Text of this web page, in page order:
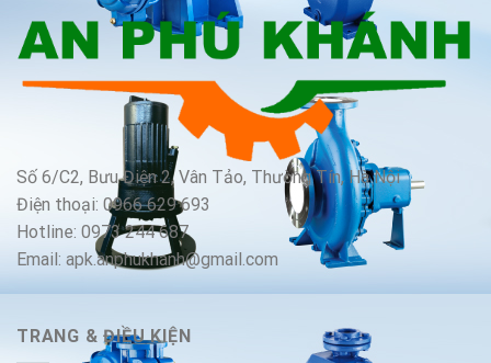
Số 6/C2, Bưu Điện 2, Vân Tảo, Thường Tín, Hà Nội
Điện thoại: 0966 629 693
Hotline: 0973 244 687
Email: apk.anphukhanh@gmail.com
TRANG & ĐIỀU KIỆN